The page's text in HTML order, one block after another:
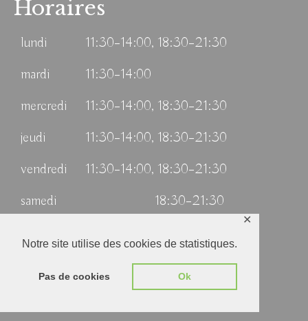
Notre site utilise des cookies de statistiques.
Pas de cookies Ok
✕
Horaires
lundi
11:30–14:00, 18:30–21:30
mardi
11:30–14:00
mercredi
11:30–14:00, 18:30–21:30
jeudi
11:30–14:00, 18:30–21:30
vendredi
11:30–14:00, 18:30–21:30
samedi
18:30–21:30
Mentions légales – Politique de confidentialité